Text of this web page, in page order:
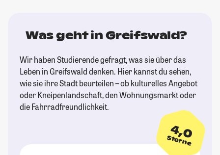
Was geht in Greifswald?
Wir haben Studierende gefragt, was sie über das
Leben in Greifswald denken. Hier kannst du sehen,
wie sie ihre Stadt beurteilen – ob kulturelles Angebot
oder Kneipenlandschaft, den Wohnungsmarkt oder
die Fahrradfreundlichkeit.
4,0
Sterne